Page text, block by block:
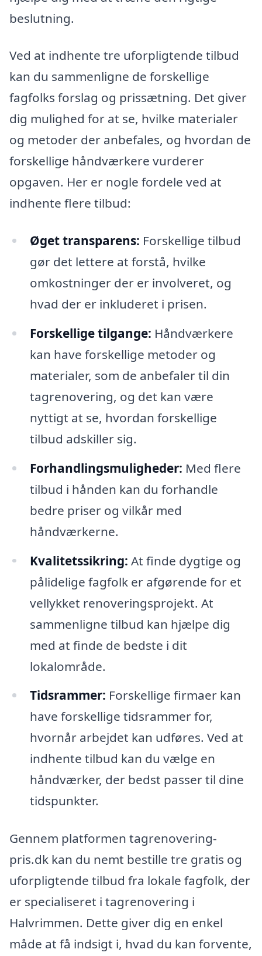
beslutning.
Ved at indhente tre uforpligtende tilbud
kan du sammenligne de forskellige
fagfolks forslag og prissætning. Det giver
dig mulighed for at se, hvilke materialer
og metoder der anbefales, og hvordan de
forskellige håndværkere vurderer
opgaven. Her er nogle fordele ved at
indhente flere tilbud:
Øget transparens: Forskellige tilbud
gør det lettere at forstå, hvilke
omkostninger der er involveret, og
hvad der er inkluderet i prisen.
Forskellige tilgange: Håndværkere
kan have forskellige metoder og
materialer, som de anbefaler til din
tagrenovering, og det kan være
nyttigt at se, hvordan forskellige
tilbud adskiller sig.
Forhandlingsmuligheder: Med flere
tilbud i hånden kan du forhandle
bedre priser og vilkår med
håndværkerne.
Kvalitetssikring: At finde dygtige og
pålidelige fagfolk er afgørende for et
vellykket renoveringsprojekt. At
sammenligne tilbud kan hjælpe dig
med at finde de bedste i dit
lokalområde.
Tidsrammer: Forskellige firmaer kan
have forskellige tidsrammer for,
hvornår arbejdet kan udføres. Ved at
indhente tilbud kan du vælge en
håndværker, der bedst passer til dine
tidspunkter.
Gennem platformen tagrenovering-
pris.dk kan du nemt bestille tre gratis og
uforpligtende tilbud fra lokale fagfolk, der
er specialiseret i tagrenovering i
Halvrimmen. Dette giver dig en enkel
måde at få indsigt i, hvad du kan forvente,